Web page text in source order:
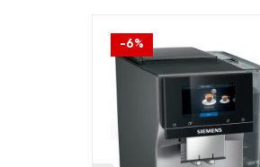
Nội dung chính
Thiết kế hiện
-6%